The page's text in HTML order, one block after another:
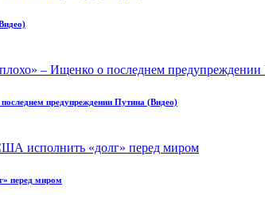
предупреждении Путина (Видео)
перед миром